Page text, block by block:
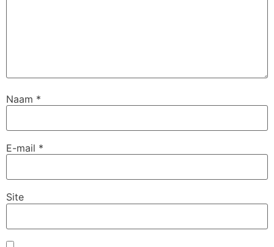
Naam *
E-mail *
Site